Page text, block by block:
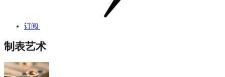
订阅
制表艺术